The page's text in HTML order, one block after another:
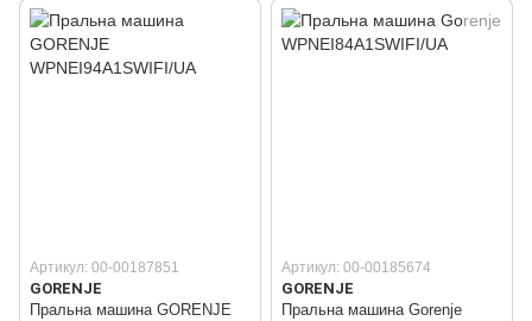
Артикул: 00-00187851
GORENJE
Пральна машина GORENJE
Артикул: 00-00185674
GORENJE
Пральна машина Gorenje